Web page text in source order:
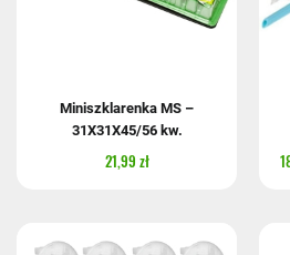
Miniszklarenka MS –
31X31X45/56 kw.
21,99 zł